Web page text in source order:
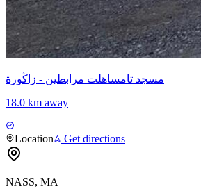
مسجد تامساهلت مرابطين - زاڭورة
18.0 km away
Location Get directions
NASS, MA